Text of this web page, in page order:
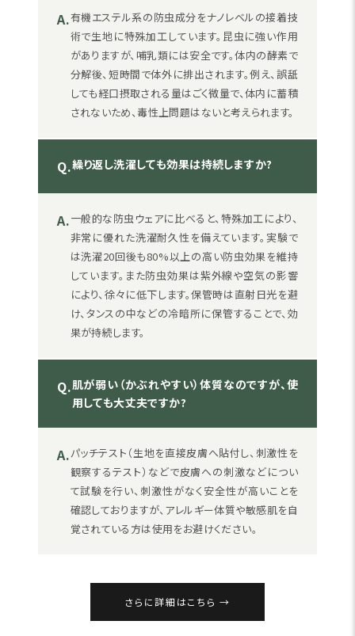
A.有機エステル系の防虫成分をナノレベルの接着技
術で生地に特殊加工しています。昆虫に強い作用
がありますが、哺乳類には安全です。体内の酵素で
分解後、短時間で体外に排出されます。例え、誤舐
しても経口摂取される量はごく微量で、体内に蓄積
されないため、毒性上問題はないと考えられます。
Q.繰り返し洗濯しても効果は持続しますか?
A.一般的な防虫ウェアに比べると、特殊加工により、
非常に優れた洗濯耐久性を備えています。実験で
は洗濯20回後も80%以上の高い防虫効果を維持
しています。また防虫効果は紫外線や空気の影響
により、徐々に低下します。保管時は直射日光を避
け、タンスの中などの冷暗所に保管することで、効
果が持続します。
Q.肌が弱い（かぶれやすい）体質なのですが、使
用しても大丈夫ですか?
A.パッチテスト（生地を直接皮膚へ貼付し、刺激性を
観察するテスト）などで皮膚への刺激などについ
て試験を行い、刺激性がなく安全性が高いことを
確認しておりますが、アレルギー体質や敏感肌を自
覚されている方は使用をお避けください。
さらに詳細はこちら